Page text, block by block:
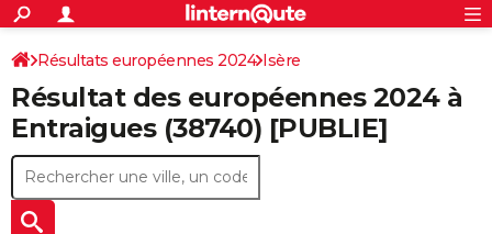
ACTUALITÉS
Politique
Société
Faits Divers
Education
Monde
Villes
+
SPORT
Coupe du monde 2026
Football
Tennis
Cyclisme
Rugby
Forum
Programme TV
TNT
Streaming
Cinéma
Sorties cinéma
Musique
+
FINANCE
Retraite
Impôts
Epargne
Immobilier
Risques naturels par ville
Banque
Assurance
Crédit
AUTO
S'inscrire
Connexion
Résultats européennes 2024 Isère
Résultat des européennes 2024 à
Entraigues (38740) [PUBLIE]